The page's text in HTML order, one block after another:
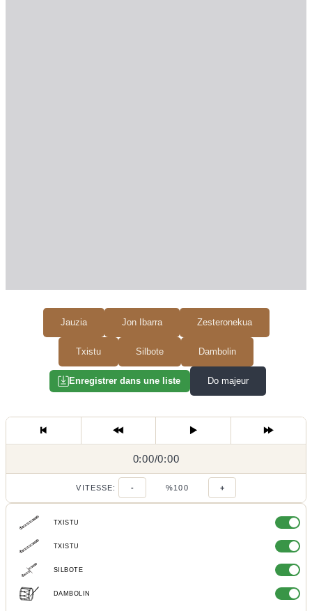
Jauzia Jon Ibarra Zesteronekua
Txistu Silbote Dambolin
Enregistrer dans une liste Do majeur
0:00/
0:00/0:00
VITESSE: - %100 +
TXISTU
TXISTU
SILBOTE
DAMBOLIN